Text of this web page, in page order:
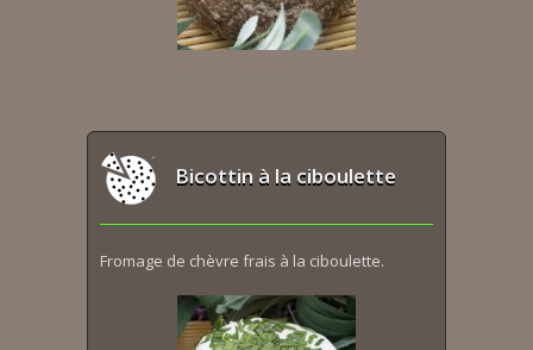
Bicottin à la ciboulette
Fromage de chèvre frais à la ciboulette.